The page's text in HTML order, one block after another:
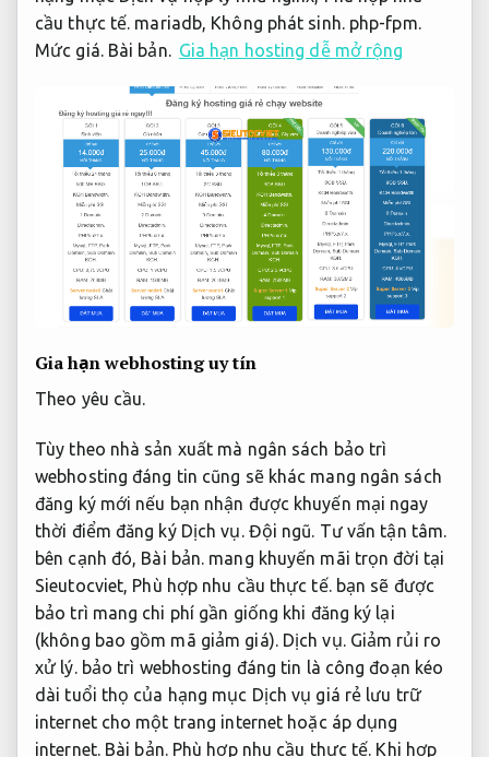
cầu thực tế. mariadb, Không phát sinh. php-fpm.
Mức giá. Bài bản. Gia hạn hosting dễ mở rộng
Gia hạn webhosting uy tín
Theo yêu cầu.
Tùy theo nhà sản xuất mà ngân sách bảo trì
webhosting đáng tin cũng sẽ khác mang ngân sách
đăng ký mới nếu bạn nhận được khuyến mại ngay
thời điểm đăng ký Dịch vụ. Đội ngũ. Tư vấn tận tâm.
bên cạnh đó, Bài bản. mang khuyến mãi trọn đời tại
Sieutocviet, Phù hợp nhu cầu thực tế.bạn sẽ được
bảo trì mang chi phí gần giống khi đăng ký lại
(không bao gồm mã giảm giá). Dịch vụ. Giảm rủi ro
xử lý.bảo trì webhosting đáng tin là công đoạn kéo
dài tuổi thọ của hạng mục Dịch vụ giá rẻ lưu trữ
internet cho một trang internet hoặc áp dụng
internet. Bài bản. Phù hợp nhu cầu thực tế. Khi hợp